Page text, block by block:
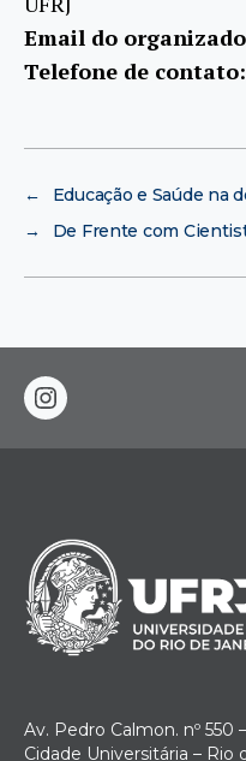
Email do
Telefone de contato:
←
Educação e Saúde na
→
De Frente com
instagram
Av. Pedro Calmon. nº 550
Cidade Universitária – Rio